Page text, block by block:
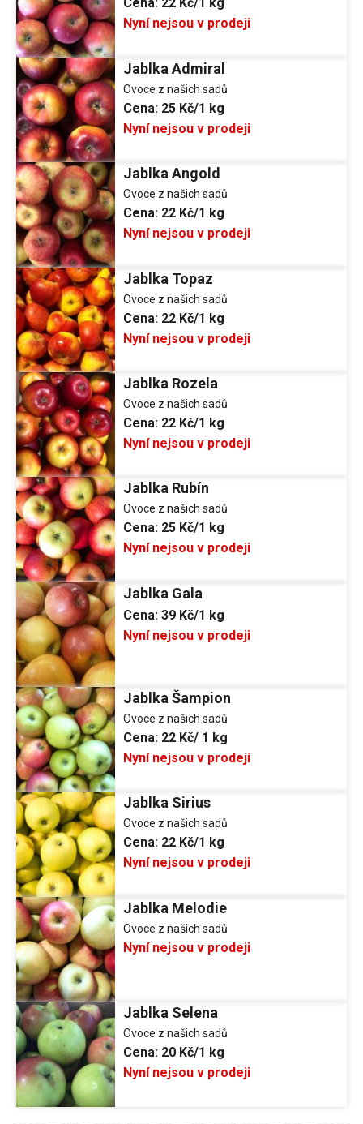
Cena: 22 Kč/1 kg
Nyní nejsou v prodeji
Jablka Admiral
Ovoce z našich sadů
Cena: 25 Kč/1 kg
Nyní nejsou v prodeji
Jablka Angold
Ovoce z našich sadů
Cena: 22 Kč/1 kg
Nyní nejsou v prodeji
Jablka Topaz
Ovoce z našich sadů
Cena: 22 Kč/1 kg
Nyní nejsou v prodeji
Jablka Rozela
Ovoce z našich sadů
Cena: 22 Kč/1 kg
Nyní nejsou v prodeji
Jablka Rubín
Ovoce z našich sadů
Cena: 25 Kč/1 kg
Nyní nejsou v prodeji
Jablka Gala
Cena: 39 Kč/1 kg
Nyní nejsou v prodeji
Jablka Šampion
Ovoce z našich sadů
Cena: 22 Kč/ 1 kg
Nyní nejsou v prodeji
Jablka Sirius
Ovoce z našich sadů
Cena: 22 Kč/1 kg
Nyní nejsou v prodeji
Jablka Melodie
Ovoce z našich sadů
Nyní nejsou v prodeji
Jablka Selena
Ovoce z našich sadů
Cena: 20 Kč/1 kg
Nyní nejsou v prodeji